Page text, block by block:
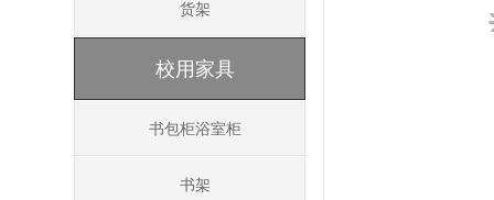
货架
校用家具
书包柜浴室柜
书架